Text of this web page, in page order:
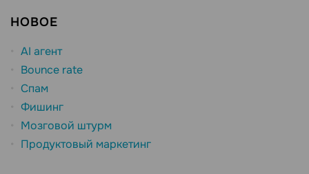
НОВОЕ
AI агент
Bounce rate
Спам
Фишинг
Мозговой штурм
Продуктовый маркетинг